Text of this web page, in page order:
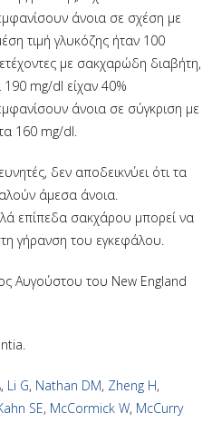
άνοια σε σχέση με
τιμή γλυκόζης ήταν 100
με σακχαρώδη διαβήτη,
190 mg/dl είχαν 40%
άνοια σε σύγκριση με
160 mg/dl.
δεν αποδεικνύει ότι τα
άμεσα άνοια.
επίπεδα σακχάρου μπορεί να
γήρανση του εγκεφάλου.
Αυγούστου του New England
, Li G, Nathan DM, Zheng H,
SE, McCormick W, McCurry